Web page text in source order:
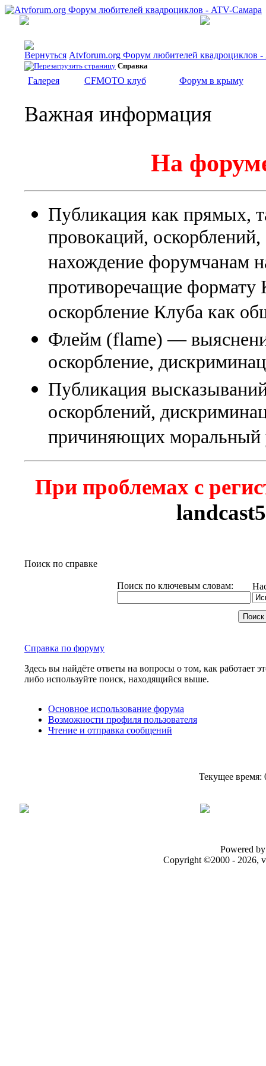
Atvforum.org Форум любителей квадроциклов
Справка
Галерея CFMOTO клуб Форум в крыму
Важная информация
На
Публикация как прямых,
провокаций,
нахождение форумчанам
противоречащие формату
оскорбление Клуба как
Флейм (flame) —
оскорбление,
Публикация
оскорблений,
причиняющих моральный
При проблемах с
Поиск по справке
Поиск по ключевым словам:
Справка по форуму
Здесь вы найдёте ответы на вопросы о том, как
либо используйте поиск, находящийся выше.
Основное использование форума
Возможности профиля пользователя
Чтение и отправка сообщений
Текущее время:
Powered
Copyright ©2000 - 2026,